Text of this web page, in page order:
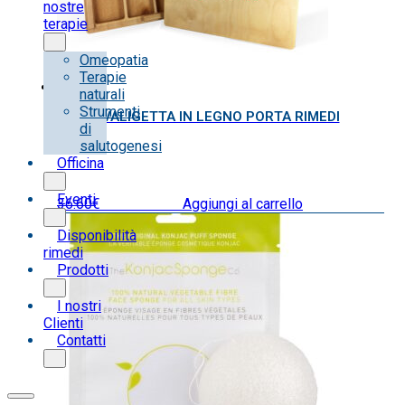
nostre
terapie
Omeopatia
Terapie
naturali
Strumenti
di
salutogenesi
Officina
Eventi
Disponibilità
rimedi
Prodotti
I nostri
Clienti
Contatti
VALIGETTA IN LEGNO PORTA RIMEDI
36.60€ Aggiungi al carrello